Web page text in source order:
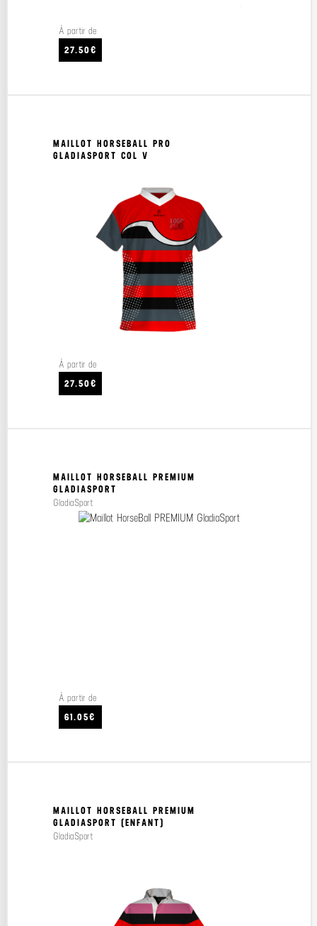
À partir de
27.50€
MAILLOT HORSEBALL PRO
GLADIASPORT COL V
À partir de
27.50€
MAILLOT HORSEBALL PREMIUM
GLADIASPORT
GladiaSport
À partir de
61.05€
MAILLOT HORSEBALL PREMIUM
GLADIASPORT (ENFANT)
GladiaSport